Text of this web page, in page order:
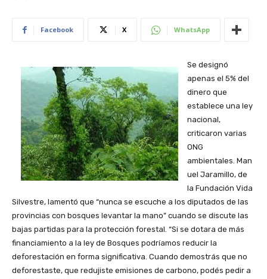
Facebook X WhatsApp
Se designó
apenas el 5% del
dinero que
establece una ley
nacional,
criticaron varias
ONG
ambientales. Man
uel Jaramillo, de
la Fundación Vida
Silvestre, lamentó que “nunca se escuche a los diputados de las
provincias con bosques levantar la mano” cuando se discute las
bajas partidas para la protección forestal. “Si se dotara de más
financiamiento a la ley de Bosques podríamos reducir la
deforestación en forma significativa. Cuando demostrás que no
deforestaste, que redujiste emisiones de carbono, podés pedir a